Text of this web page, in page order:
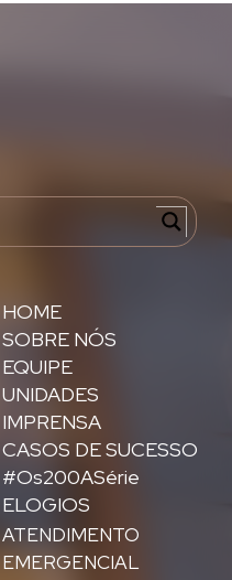
HOME
SOBRE NÓS
EQUIPE
UNIDADES
IMPRENSA
CASOS DE SUCESSO
#Os200ASérie
ELOGIOS
ATENDIMENTO
EMERGENCIAL